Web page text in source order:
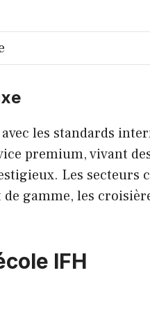
les standards
premium, vivant
Les secteurs
gamme, les
IFH